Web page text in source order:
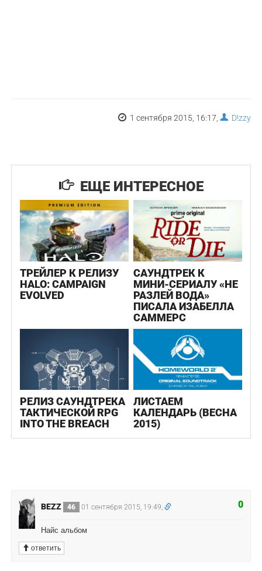
1 сентября 2015, 16:17, D!zzy
ЕЩЕ ИНТЕРЕСНОЕ
ТРЕЙЛЕР К РЕЛИЗУ
HALO: CAMPAIGN
EVOLVED
САУНДТРЕК К
МИНИ-СЕРИАЛУ «НЕ
РАЗЛЕЙ ВОДА»
ПИСАЛА ИЗАБЕЛЛА
САММЕРС
РЕЛИЗ САУНДТРЕКА
ТАКТИЧЕСКОЙ RPG
INTO THE BREACH
ЛИСТАЕМ
КАЛЕНДАРЬ (ВЕСНА
2015)
0
BEZZ 46 01 сентября 2015, 19:49,
Найс альбом
ответить